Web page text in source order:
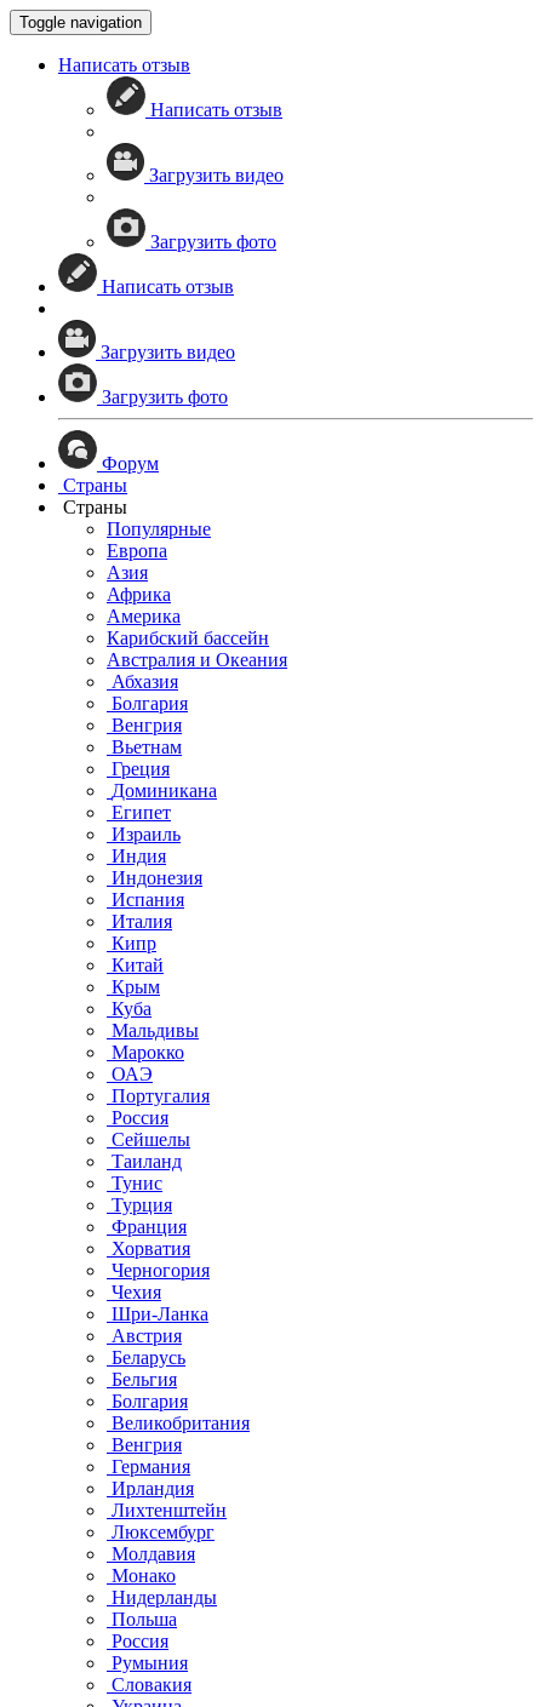
Toggle navigation
Написать отзыв
Написать отзыв
Загрузить видео
Загрузить фото
Написать отзыв
Загрузить видео
Загрузить фото
Форум
Страны
Страны
Популярные
Европа
Азия
Африка
Америка
Карибский бассейн
Австралия и Океания
Абхазия
Болгария
Венгрия
Вьетнам
Греция
Доминикана
Египет
Израиль
Индия
Индонезия
Испания
Италия
Кипр
Китай
Крым
Куба
Мальдивы
Марокко
ОАЭ
Португалия
Россия
Сейшелы
Таиланд
Тунис
Турция
Франция
Хорватия
Черногория
Чехия
Шри-Ланка
Австрия
Беларусь
Бельгия
Болгария
Великобритания
Венгрия
Германия
Ирландия
Лихтенштейн
Люксембург
Молдавия
Монако
Нидерланды
Польша
Россия
Румыния
Словакия